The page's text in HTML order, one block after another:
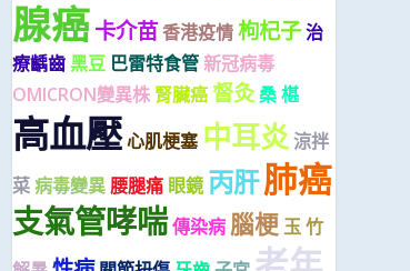
腺癌卡介苗香港疫情枸杞子治
療齲齒 黑豆 巴雷特食管 新冠病毒
OMICRON變異株 腎臟癌 督灸桑 椹
高血壓心肌梗塞 中耳炎涼拌
菜病毒變異腰腿痛 眼鏡 丙肝肺癌
支氣管哮喘傳染病 腦梗 玉 竹